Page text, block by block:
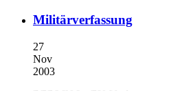
Militärverfassung
27
Nov
2003